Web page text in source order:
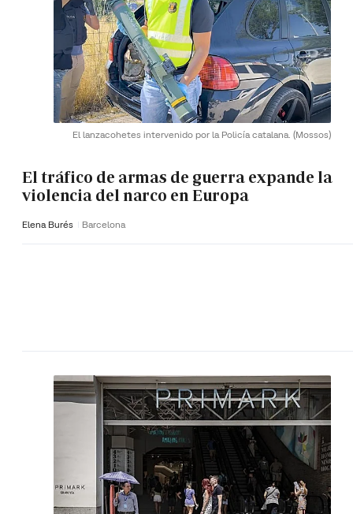
El lanzacohetes intervenido por la Policía catalana. (Mossos)
El tráfico de armas de guerra expande la
violencia del narco en Europa
Elena Burés Barcelona